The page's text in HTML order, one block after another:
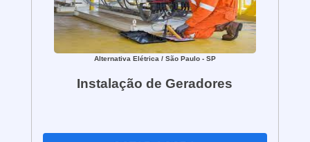
melhor para sua empresa!
Alternativa Elétrica/ São Paulo - SP
Instalação de Geradores